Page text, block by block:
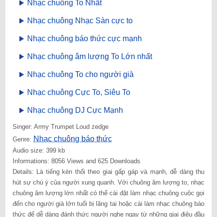
Nhạc chuông To Nhất
Nhạc chuông Nhạc Sàn cực to
Nhạc chuông báo thức cực mạnh
Nhạc chuông âm lượng To Lớn nhất
Nhạc chuông To cho người già
Nhạc chuông Cực To, Siêu To
Nhạc chuông DJ Cực Mạnh
Singer: Army Trumpet Loud zedge
Genre: Nhạc chuông báo thức
Audio size: 399 kb
Informations: 8056 Views and 625 Downloads
Details: Là tiếng kèn thổi theo giai gấp gáp và mạnh, dễ dàng thu
hút sự chú ý của người xung quanh. Với chuông âm lượng to, nhạc
chuông âm lượng lớn nhất có thể cài đặt làm nhạc chuông cuộc gọi
đến cho người già lớn tuổi bị lãng tai hoặc cài làm nhạc chuông báo
thức để dễ dàng đánh thức người nghe ngay từ những giai điệu đầu